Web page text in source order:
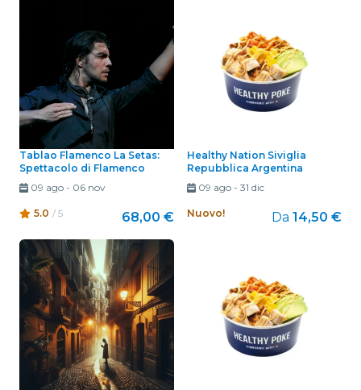
Tablao Flamenco La Setas:
Spettacolo di Flamenco
09 ago- 06 nov
5.0 / 5 68,00 €
Healthy Nation Siviglia
Repubblica Argentina
09 ago- 31 dic
Nuovo! Da 14,50 €